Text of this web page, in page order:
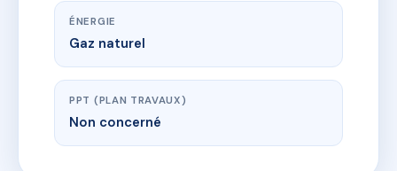
ÉNERGIE
Gaz naturel
PPT (PLAN TRAVAUX)
Non concerné